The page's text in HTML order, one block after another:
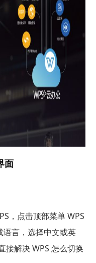
面
，点击顶部菜单 WPS
言，选择中文或英
接解决 WPS 怎么切换